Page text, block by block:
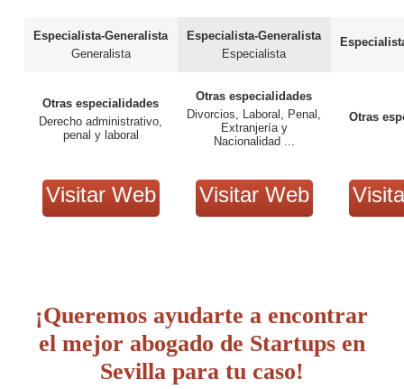
Especialista-Generalista
Generalista
Otras especialidades
Derecho administrativo,
penal y laboral
Visitar Web
Especialista-Generalista
Especialista
Otras especialidades
Divorcios, Laboral, Penal,
Extranjería y
Nacionalidad ...
Visitar Web
Otras
¡Queremos ayudarte a encontrar
el mejor abogado de Startups en
Sevilla para tu caso!